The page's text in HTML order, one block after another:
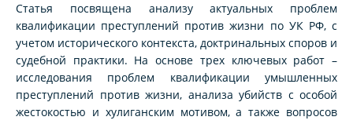
Статья посвящена анализу актуальных проблем
квалификации преступлений против жизни по УК РФ, с
учетом исторического контекста, доктринальных споров и
судебной практики. На основе трех ключевых работ –
исследования проблем квалификации умышленных
преступлений против жизни, анализа убийств с особой
жестокостью и хулиганским мотивом, а также вопросов